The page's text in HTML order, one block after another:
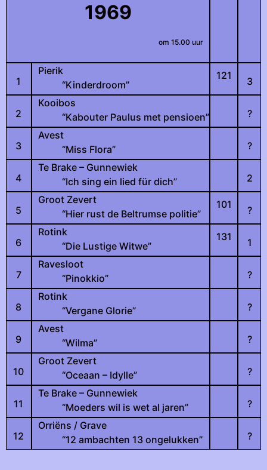
1969
om 15.00 uur
1
Pierik
“Kinderdroom”
121 3
2
Kooibos
“Kabouter Paulus met pensioen”
?
3
Avest
“Miss Flora”
?
4
Te Brake – Gunnewiek
“Ich sing ein lied für dich”
2
5
Groot Zevert
“Hier rust de Beltrumse politie”
101 ?
6
Rotink
“Die Lustige Witwe”
131 1
7
Ravesloot
“Pinokkio”
?
8
Rotink
“Vergane Glorie”
?
9
Avest
“Wilma”
?
10
Groot Zevert
“Oceaan – Idylle”
?
11
Te Brake – Gunnewiek
“Moeders wil is wet al jaren”
?
12
Orriëns / Grave
“12 ambachten 13 ongelukken”
?